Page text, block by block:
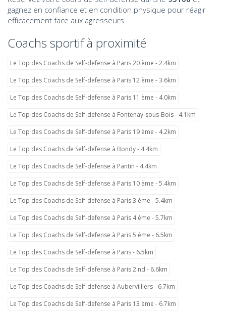
gagnez en confiance et en condition physique pour réagir
efficacement face aux agresseurs.
Coachs sportif à proximité
Le Top des Coachs de Self-defense à Paris 20 ème - 2.4km
Le Top des Coachs de Self-defense à Paris 12 ème - 3.6km
Le Top des Coachs de Self-defense à Paris 11 ème - 4.0km
Le Top des Coachs de Self-defense à Fontenay-sous-Bois - 4.1km
Le Top des Coachs de Self-defense à Paris 19 ème - 4.2km
Le Top des Coachs de Self-defense à Bondy - 4.4km
Le Top des Coachs de Self-defense à Pantin - 4.4km
Le Top des Coachs de Self-defense à Paris 10 ème - 5.4km
Le Top des Coachs de Self-defense à Paris 3 ème - 5.4km
Le Top des Coachs de Self-defense à Paris 4 ème - 5.7km
Le Top des Coachs de Self-defense à Paris 5 ème - 6.5km
Le Top des Coachs de Self-defense à Paris - 6.5km
Le Top des Coachs de Self-defense à Paris 2 nd - 6.6km
Le Top des Coachs de Self-defense à Aubervilliers - 6.7km
Le Top des Coachs de Self-defense à Paris 13 ème - 6.7km